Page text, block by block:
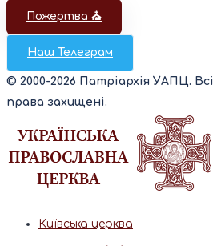
Пожертва ⛪️
Наш Телеграм
© 2000-2026 Патріархія УАПЦ. Всі
права захищені.
Київська церква